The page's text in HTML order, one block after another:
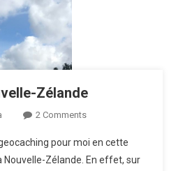
Zélande
2 CommentsOn Géocaching
Zélande
pour moi en cette
Nouvelle-Zélande. En effet, sur